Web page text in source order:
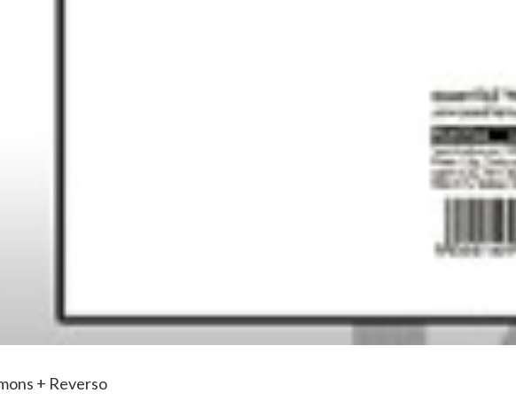
+ Reverso